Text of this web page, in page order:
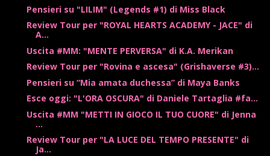
Pensieri su "LILIM" (Legends #1) di Miss Black
Review Tour per "ROYAL HEARTS ACADEMY - JACE" di
A...
Uscita #MM: "MENTE PERVERSA" di K.A. Merikan
Review Tour per "Rovina e ascesa" (Grishaverse #3)...
Pensieri su “Mia amata duchessa” di Maya Banks
Esce oggi: "L'ORA OSCURA" di Daniele Tartaglia #fa...
Uscita #MM "METTI IN GIOCO IL TUO CUORE" di Jenna
...
Review Tour per "LA LUCE DEL TEMPO PRESENTE" di
Ja...